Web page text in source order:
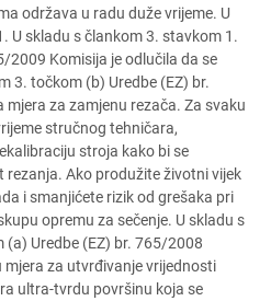
održava u radu duže vrijeme. U
U skladu s člankom 3. stavkom 1.
2009 Komisija je odlučila da se
3. točkom (b) Uredbe (EZ) br.
za zamjenu rezača. Za svaku
stručnog tehničara,
stroja kako bi se
Ako produžite životni vijek
i smanjićete rizik od grešaka pri
opremu za sečenje. U skladu s
Uredbe (EZ) br. 765/2008
mjera za utvrđivanje vrijednosti
ultra-tvrdu površinu koja se